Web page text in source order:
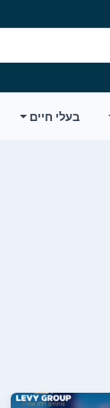
בעלי חיים